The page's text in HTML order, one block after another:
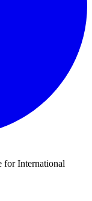
for International